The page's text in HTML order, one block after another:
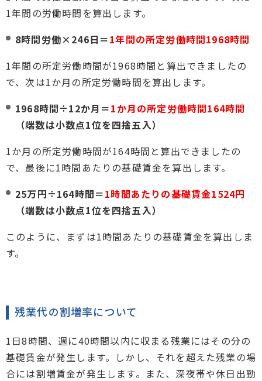
1年間の労働時間を算出します。
8時間労働×246日＝1年間の所定労働時間1968時間
1年間の所定労働時間が1968時間と算出できましたの
で、次は1か月の所定労働時間を算出します。
1968時間÷12か月＝1か月の所定労働時間164時間
（端数は小数点1位を四捨五入）
1か月の所定労働時間が164時間と算出できましたの
で、最後に1時間あたりの基礎賃金を算出します。
25万円÷164時間＝1時間あたりの基礎賃金1524円
（端数は小数点1位を四捨五入）
このように、まずは1時間あたりの基礎賃金を算出しま
す。
残業代の割増率について
1日8時間、週に40時間以内に収まる残業にはその分の
基礎賃金が発生します。しかし、それを超えた残業の場
合には割増賃金が発生します。また、深夜帯や休日出勤